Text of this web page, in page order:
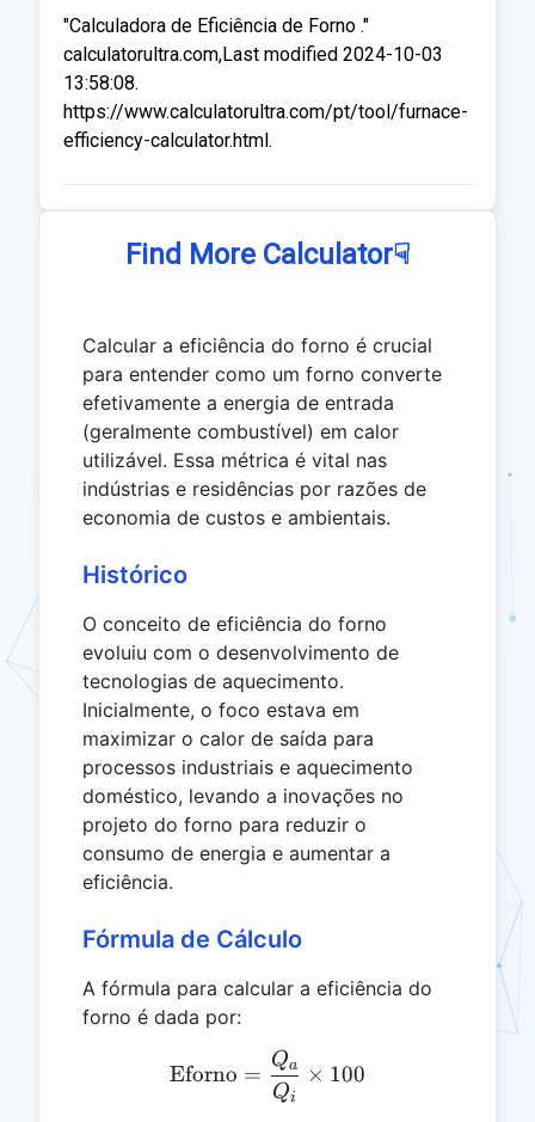
"Calculadora de Eficiência de Forno ."
calculatorultra.com,Last modified 2024-10-03
13:58:08.
https://www.calculatorultra.com/pt/tool/furnace-
efficiency-calculator.html.
Find More Calculator☟
Calcular a eficiência do forno é crucial
para entender como um forno converte
efetivamente a energia de entrada
(geralmente combustível) em calor
utilizável. Essa métrica é vital nas
indústrias e residências por razões de
economia de custos e ambientais.
Histórico
O conceito de eficiência do forno
evoluiu com o desenvolvimento de
tecnologias de aquecimento.
Inicialmente, o foco estava em
maximizar o calor de saída para
processos industriais e aquecimento
doméstico, levando a inovações no
projeto do forno para reduzir o
consumo de energia e aumentar a
eficiência.
Fórmula de Cálculo
A fórmula para calcular a eficiência do
forno é dada por:
\text{Eforno} =
Eforno =
Qi
Qa × 100